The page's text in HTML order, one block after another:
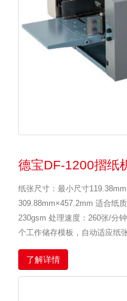
德宝DF-1200摺纸
纸张尺寸：最小尺寸
309.88mm×457.2mm 适合纸
230gsm 处理速度：260张/分
个工作储存模板，自动适应纸张
了解详情